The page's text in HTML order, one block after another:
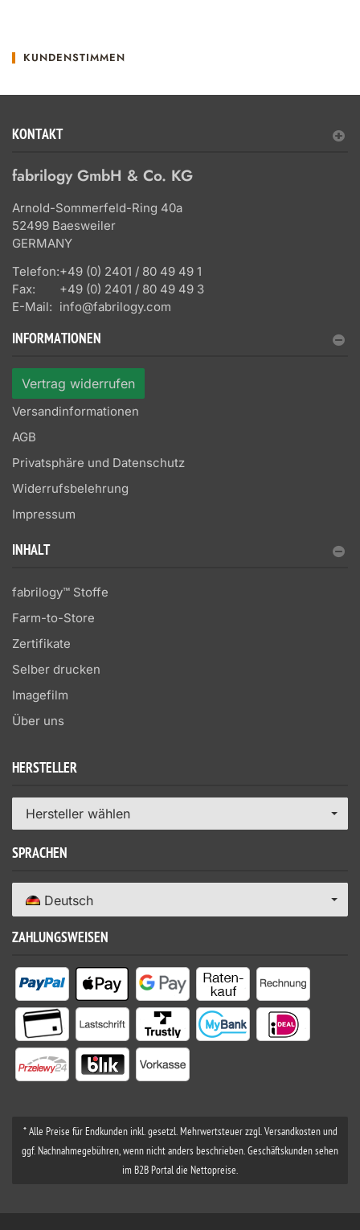
KUNDENSTIMMEN
KONTAKT
fabrilogy GmbH & Co. KG
Arnold-Sommerfeld-Ring 40a
52499 Baesweiler
GERMANY
Telefon:+49 (0) 2401 / 80 49 49 1
Fax:
+49 (0) 2401 / 80 49 49 3
E-Mail: info@fabrilogy.com
INFORMATIONEN
Vertrag widerrufen
Versandinformationen
AGB
Privatsphäre und Datenschutz
Widerrufsbelehrung
Impressum
INHALT
fabrilogy™ Stoffe
Farm-to-Store
Zertifikate
Selber drucken
Imagefilm
Über uns
HERSTELLER
Hersteller wählen
SPRACHEN
Deutsch
ZAHLUNGSWEISEN
* Alle Preise für Endkunden inkl. gesetzl. Mehrwertsteuer zzgl. Versandkosten und
ggf. Nachnahmegebühren, wenn nicht anders beschrieben. Geschäftskunden sehen
im B2B Portal die Nettopreise.